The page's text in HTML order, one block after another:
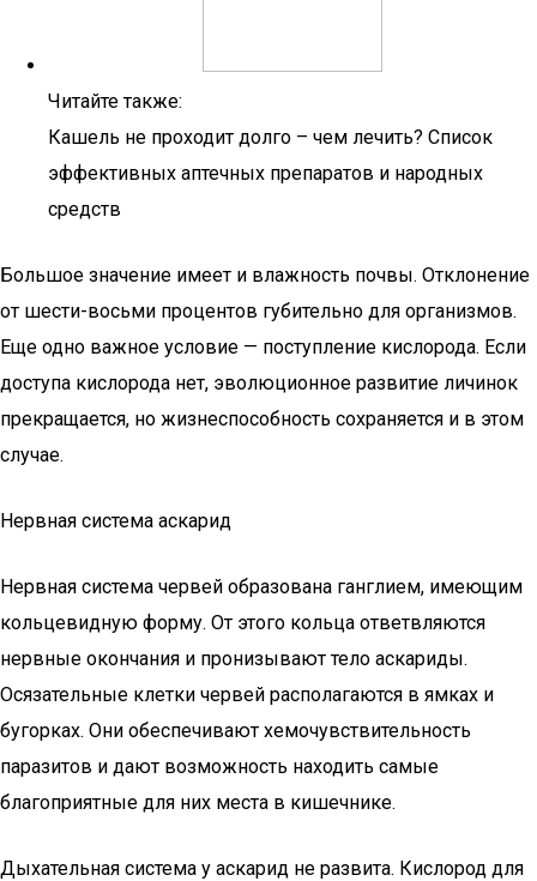
Читайте также:
Кашель не проходит долго – чем лечить? Список
эффективных аптечных препаратов и народных
средств
Большое значение имеет и влажность почвы. Отклонение
от шести-восьми процентов губительно для организмов.
Еще одно важное условие — поступление кислорода. Если
доступа кислорода нет, эволюционное развитие личинок
прекращается, но жизнеспособность сохраняется и в этом
случае.
Нервная система аскарид
Нервная система червей образована ганглием, имеющим
кольцевидную форму. От этого кольца ответвляются
нервные окончания и пронизывают тело аскариды.
Осязательные клетки червей располагаются в ямках и
бугорках. Они обеспечивают хемочувствительность
паразитов и дают возможность находить самые
благоприятные для них места в кишечнике.
Дыхательная система у аскарид не развита. Кислород для